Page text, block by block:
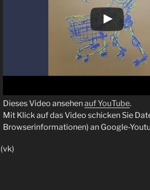
Dieses Video ansehenauf YouTube.
Mit Klick auf das Video schicken Sie
Browserinformationen) an Google-
(vk)